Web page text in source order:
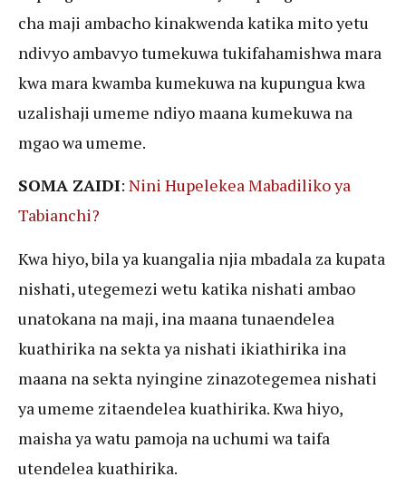
cha maji ambacho kinakwenda katika mito yetu
ndivyo ambavyo tumekuwa tukifahamishwa mara
kwa mara kwamba kumekuwa na kupungua kwa
uzalishaji umeme ndiyo maana kumekuwa na
mgao wa umeme.
SOMA ZAIDI: Nini Hupelekea Mabadiliko ya
Tabianchi?
Kwa hiyo, bila ya kuangalia njia mbadala za kupata
nishati, utegemezi wetu katika nishati ambao
unatokana na maji, ina maana tunaendelea
kuathirika na sekta ya nishati ikiathirika ina
maana na sekta nyingine zinazotegemea nishati
ya umeme zitaendelea kuathirika. Kwa hiyo,
maisha ya watu pamoja na uchumi wa taifa
utendelea kuathirika.